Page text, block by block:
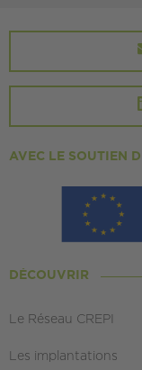
AVEC LE SOUTIEN
DÉCOUVRIR
Le Réseau CREPI
Les implantations